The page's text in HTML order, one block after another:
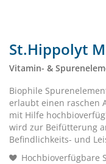
St.Hippolyt
Vitamin- &
Biophile
erlaubt einen raschen
mit Hilfe
wird zur Beifütterung
Befindlichkeits- und
Hochbioverfügbare